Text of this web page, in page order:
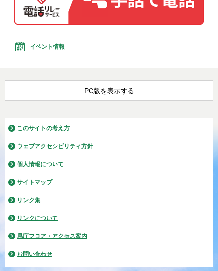
イベント情報
PC版を表示する
このサイトの考え方
ウェブアクセシビリティ方針
個人情報について
サイトマップ
リンク集
リンクについて
県庁フロア・アクセス案内
お問い合わせ